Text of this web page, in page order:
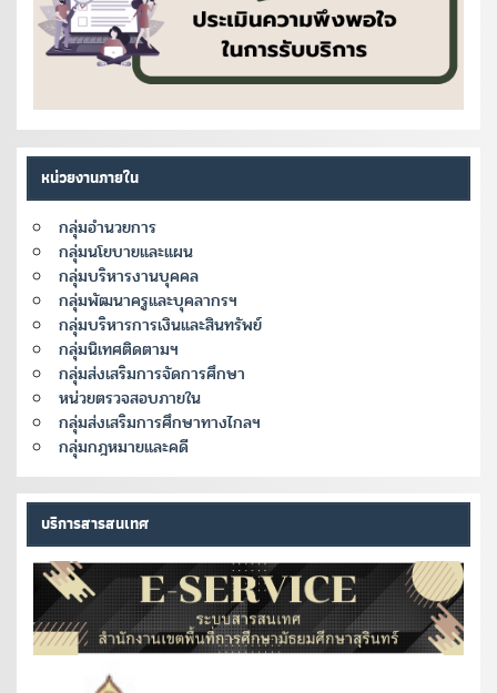
หน่วยงานภายใน
กลุ่มอำนวยการ
กลุ่มนโยบายและแผน
กลุ่มบริหารงานบุคคล
กลุ่มพัฒนาครูและบุคลากรฯ
กลุ่มบริหารการเงินและสินทรัพย์
กลุ่มนิเทศติดตามฯ
กลุ่มส่งเสริมการจัดการศึกษา
หน่วยตรวจสอบภายใน
กลุ่มส่งเสริมการศึกษาทางไกลฯ
กลุ่มกฎหมายและคดี
บริการสารสนเทศ